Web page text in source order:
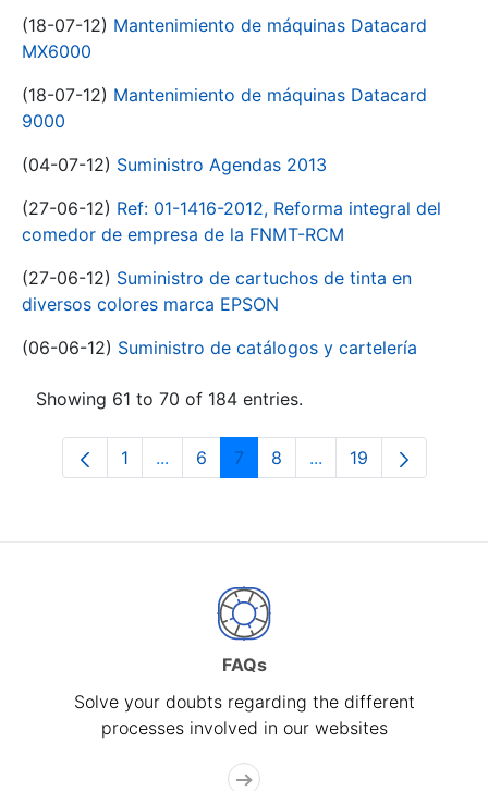
(18-07-12) Mantenimiento de máquinas Datacard
MX6000
(18-07-12) Mantenimiento de máquinas Datacard
9000
(04-07-12) Suministro Agendas 2013
(27-06-12) Ref: 01-1416-2012, Reforma integral del
comedor de empresa de la FNMT-RCM
(27-06-12) Suministro de cartuchos de tinta en
diversos colores marca EPSON
(06-06-12) Suministro de catálogos y cartelería
Showing 61 to 70 of 184 entries.
Page
1 ...Intermediate Pages Use TAB to
Page
6 Page
7 Page
8 ...Intermediate Pages
Page
19
FAQs
Solve your doubts regarding the different
processes involved in our websites